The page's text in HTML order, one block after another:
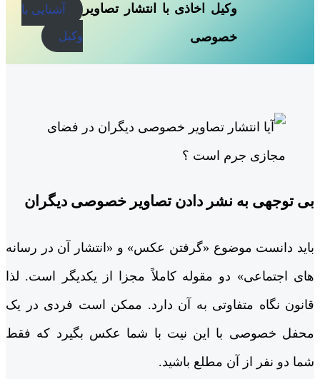
وکیل اخاذی با انتشار تصاویر
خصوصی
آشنایی با
وکیل
بی توجهی به نشر دادن تصاویر خصوصی دیگران
باید دانست موضوع «گرفتن عکس» و «انتشار آن در رسانه
های اجتماعی» دو مقوله کاملاً مجزا از یکدیگر است. لذا
قانون نگاه متفاوتی به آن دارد. ممکن است فردی در یک
محفل خصوصی با این نیت با شما عکس بگیرد که فقط
شما دو نفر از آن مطلع باشید.